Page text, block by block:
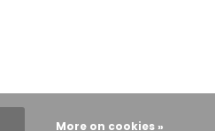
More on cookies »